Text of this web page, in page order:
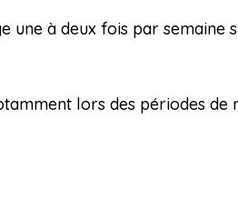
une à deux fois par semaine
lors des périodes de